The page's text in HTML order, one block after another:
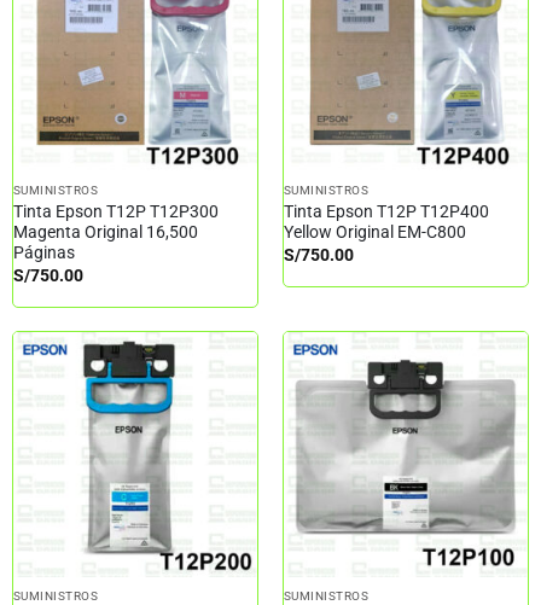
SUMINISTROS
Tinta Epson T12P T12P300
Magenta Original 16,500
Páginas
S/750.00
SUMINISTROS
Tinta Epson T12P T12P400
Yellow Original EM-C800
S/750.00
SUMINISTROS SUMINISTROS